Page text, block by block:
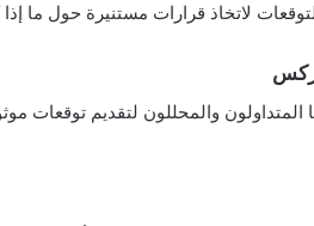
لاتخاذ قرارات مستنيرة حول ما
والمحللون لتقديم توقعات